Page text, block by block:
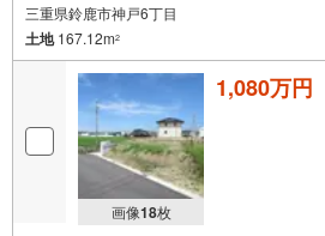
三重県鈴鹿市神戸6丁目
土地167.12m2
画像18枚
1,080万円